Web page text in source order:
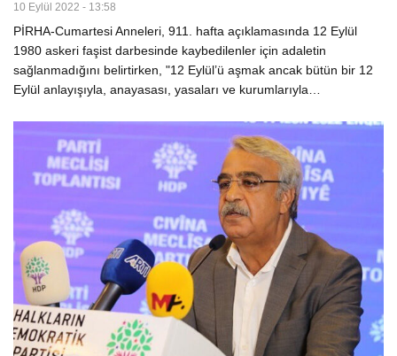
10 Eylül 2022 - 13:58
PİRHA-Cumartesi Anneleri, 911. hafta açıklamasında 12 Eylül
1980 askeri faşist darbesinde kaybedilenler için adaletin
sağlanmadığını belirtirken, "12 Eylül’ü aşmak ancak bütün bir 12
Eylül anlayışıyla, anayasası, yasaları ve kurumlarıyla…